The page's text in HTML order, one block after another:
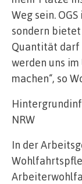
Weg sein.
sondern
Quantität darf
werden uns
machen“, so
NRW
In der